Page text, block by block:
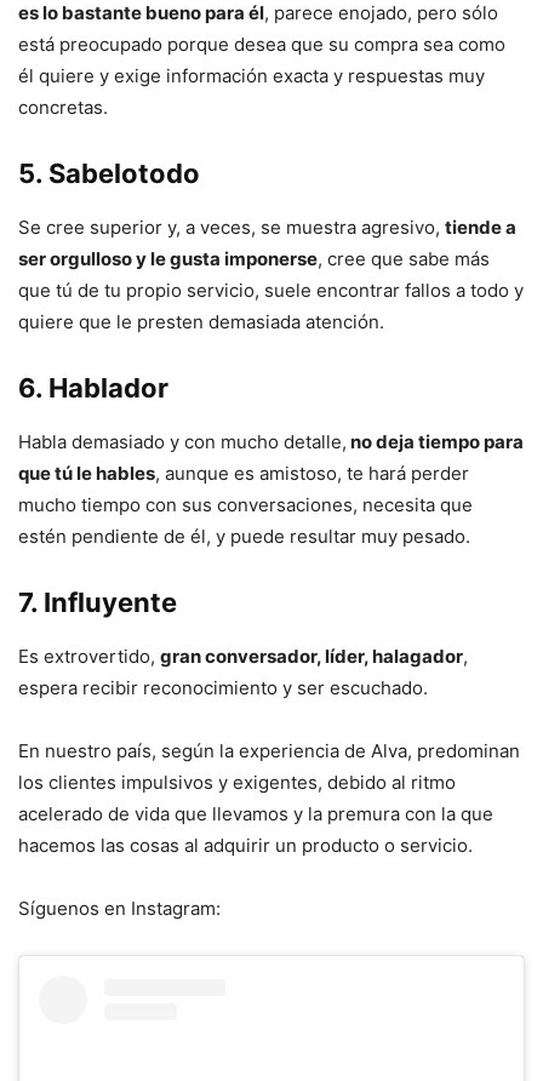
es lo bastante bueno para él, parece enojado, pero sólo
está preocupado porque desea que su compra sea como
él quiere y exige información exacta y respuestas muy
concretas.
5. Sabelotodo
Se cree superior y, a veces, se muestra agresivo, tiende a
ser orgulloso y le gusta imponerse, cree que sabe más
que tú de tu propio servicio, suele encontrar fallos a todo y
quiere que le presten demasiada atención.
6. Hablador
Habla demasiado y con mucho detalle, no deja tiempo para
que tú le hables, aunque es amistoso, te hará perder
mucho tiempo con sus conversaciones, necesita que
estén pendiente de él, y puede resultar muy pesado.
7. Influyente
Es extrovertido, gran conversador, líder, halagador,
espera recibir reconocimiento y ser escuchado.
En nuestro país, según la experiencia de Alva, predominan
los clientes impulsivos y exigentes, debido al ritmo
acelerado de vida que llevamos y la premura con la que
hacemos las cosas al adquirir un producto o servicio.
Síguenos en Instagram: